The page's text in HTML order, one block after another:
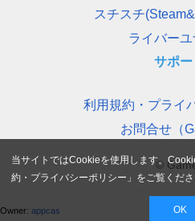
スチスチ
ライバーユ
サポー
利用規約・プライ
お問合せ（
©
Owner: appcas
当サイトではCookieを使用します。
約・プライバシーポリシー 」をご覧くださ
OK